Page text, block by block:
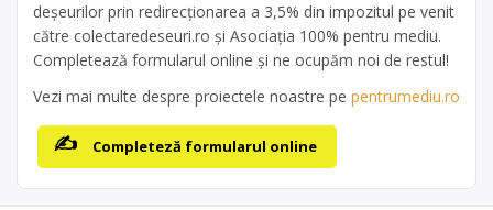
deșeurilor prin redirecționarea a 3,5% din impozitul pe venit
către colectaredeseuri.ro și Asociația 100% pentru mediu.
Completează formularul online și ne ocupăm noi de restul!
Vezi mai multe despre proiectele noastre pe pentrumediu.ro
Completeză formularul online